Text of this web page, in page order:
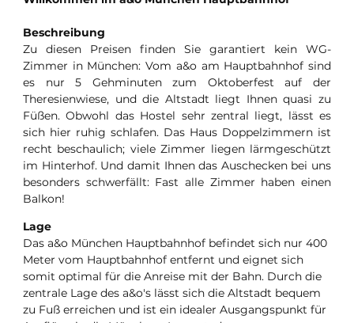
Beschreibung
Zu diesen Preisen finden Sie garantiert kein WG-
Zimmer in München: Vom a&o am Hauptbahnhof sind
es nur 5 Gehminuten zum Oktoberfest auf der
Theresienwiese, und die Altstadt liegt Ihnen quasi zu
Füßen. Obwohl das Hostel sehr zentral liegt, lässt es
sich hier ruhig schlafen. Das Haus Doppelzimmern ist
recht beschaulich; viele Zimmer liegen lärmgeschützt
im Hinterhof. Und damit Ihnen das Auschecken bei uns
besonders schwerfällt: Fast alle Zimmer haben einen
Balkon!
Lage
Das a&o München Hauptbahnhof befindet sich nur 400
Meter vom Hauptbahnhof entfernt und eignet sich
somit optimal für die Anreise mit der Bahn. Durch die
zentrale Lage des a&o's lässt sich die Altstadt bequem
zu Fuß erreichen und ist ein idealer Ausgangspunkt für